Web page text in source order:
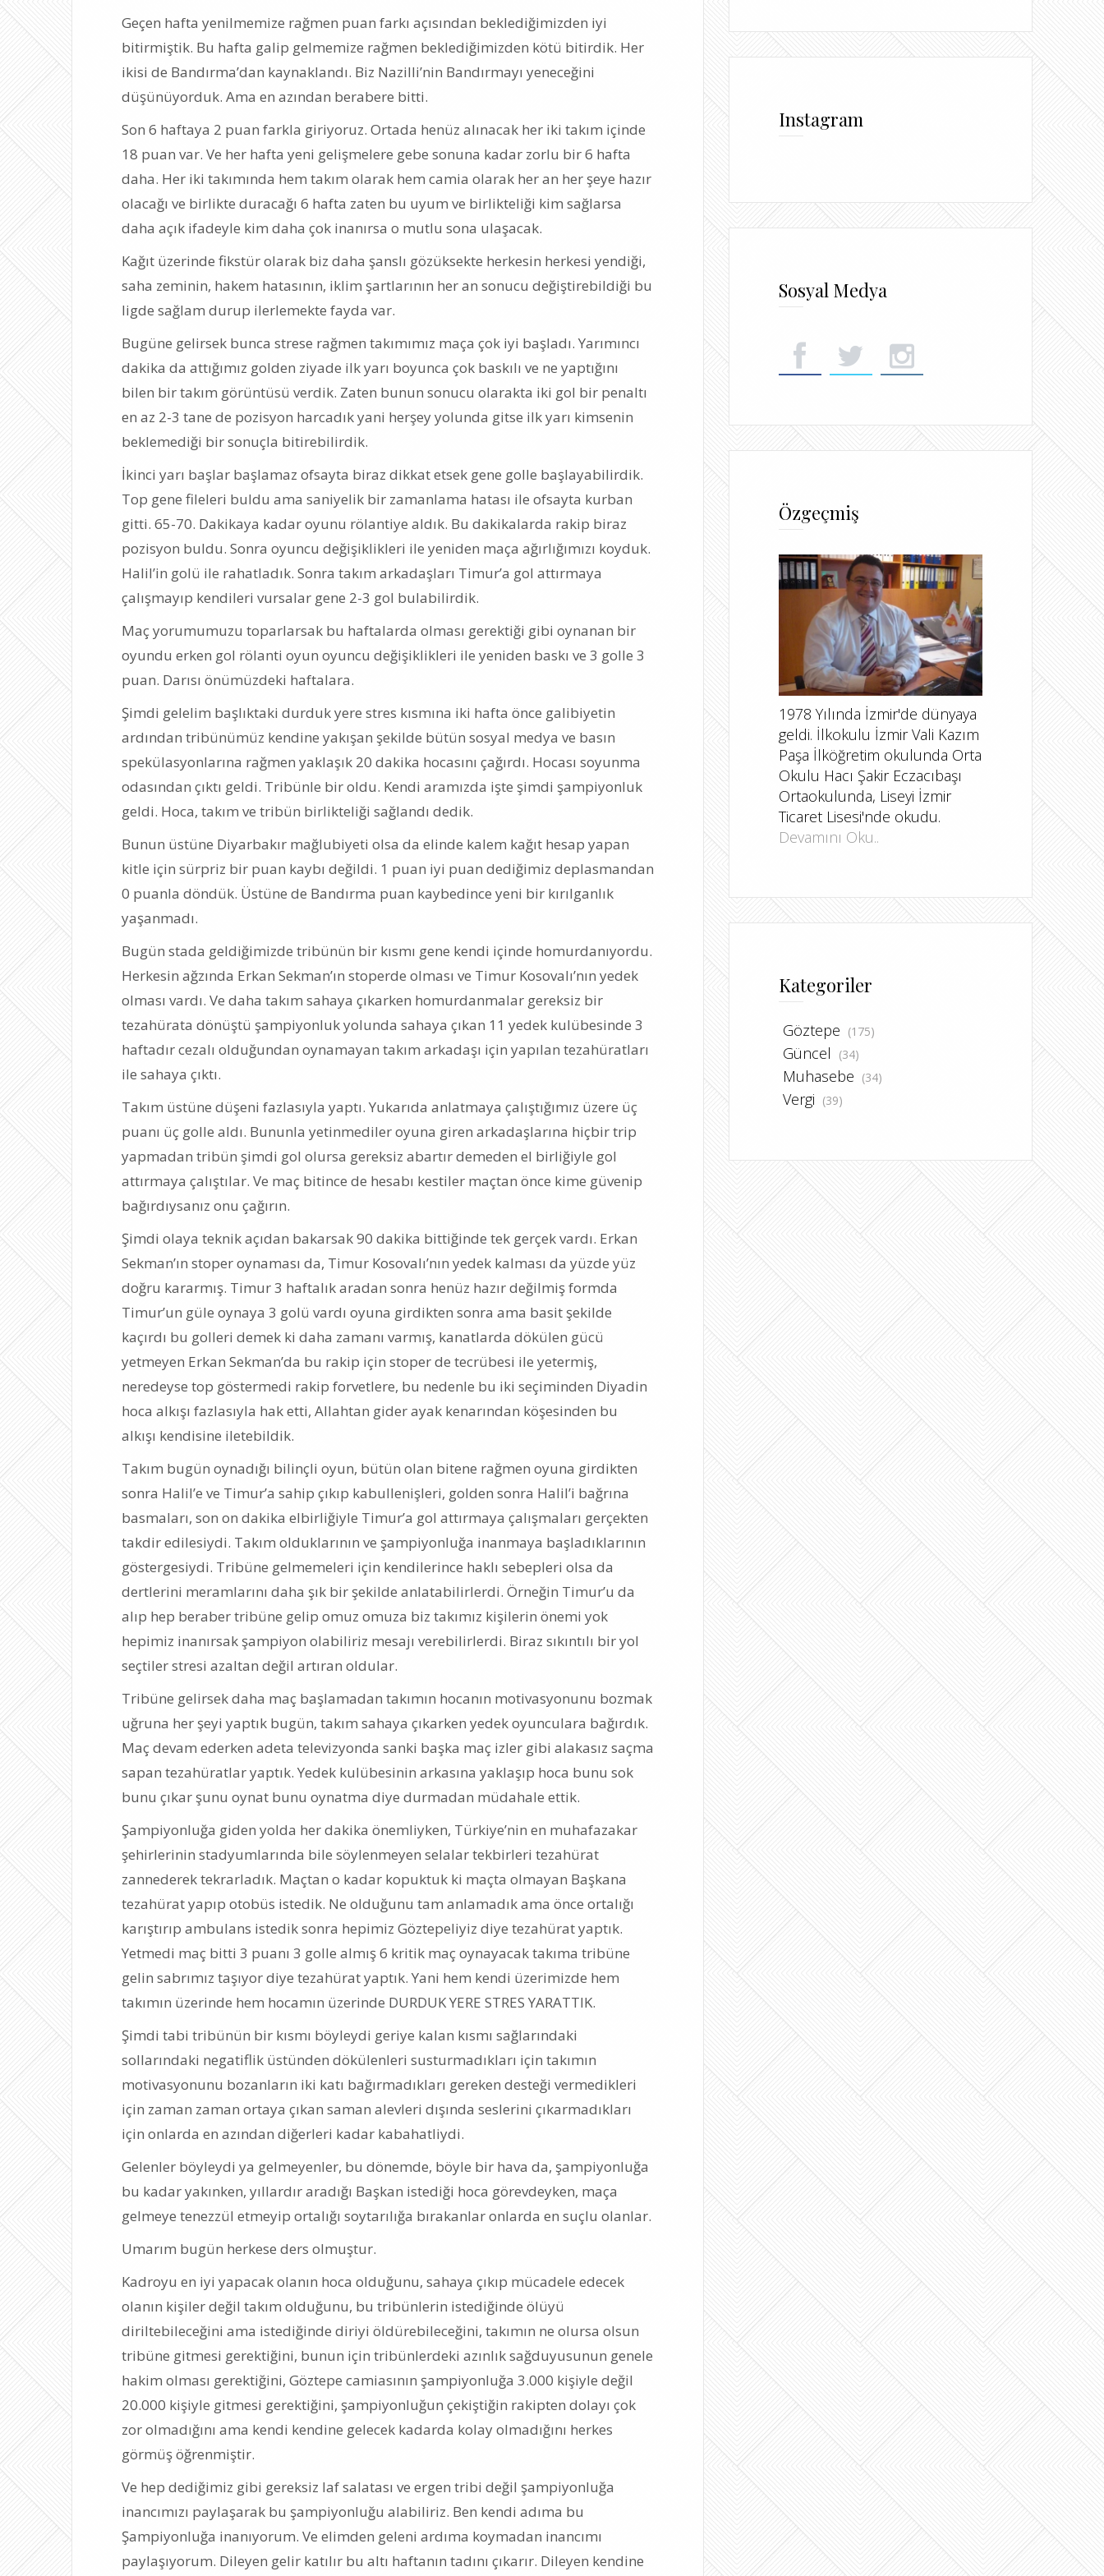
Geçen hafta yenilmemize rağmen puan farkı açısından beklediğimizden iyi
bitirmiştik. Bu hafta galip gelmemize rağmen beklediğimizden kötü bitirdik. Her
ikisi de Bandırma’dan kaynaklandı. Biz Nazilli’nin Bandırmayı yeneceğini
düşünüyorduk. Ama en azından berabere bitti.
Son 6 haftaya 2 puan farkla giriyoruz. Ortada henüz alınacak her iki takım içinde
18 puan var. Ve her hafta yeni gelişmelere gebe sonuna kadar zorlu bir 6 hafta
daha. Her iki takımında hem takım olarak hem camia olarak her an her şeye hazır
olacağı ve birlikte duracağı 6 hafta zaten bu uyum ve birlikteliği kim sağlarsa
daha açık ifadeyle kim daha çok inanırsa o mutlu sona ulaşacak.
Kağıt üzerinde fikstür olarak biz daha şanslı gözüksekte herkesin herkesi yendiği,
saha zeminin, hakem hatasının, iklim şartlarının her an sonucu değiştirebildiği bu
ligde sağlam durup ilerlemekte fayda var.
Bugüne gelirsek bunca strese rağmen takımımız maça çok iyi başladı. Yarımıncı
dakika da attığımız golden ziyade ilk yarı boyunca çok baskılı ve ne yaptığını
bilen bir takım görüntüsü verdik. Zaten bunun sonucu olarakta iki gol bir penaltı
en az 2-3 tane de pozisyon harcadık yani herşey yolunda gitse ilk yarı kimsenin
beklemediği bir sonuçla bitirebilirdik.
İkinci yarı başlar başlamaz ofsayta biraz dikkat etsek gene golle başlayabilirdik.
Top gene fileleri buldu ama saniyelik bir zamanlama hatası ile ofsayta kurban
gitti. 65-70. Dakikaya kadar oyunu rölantiye aldık. Bu dakikalarda rakip biraz
pozisyon buldu. Sonra oyuncu değişiklikleri ile yeniden maça ağırlığımızı koyduk.
Halil’in golü ile rahatladık. Sonra takım arkadaşları Timur’a gol attırmaya
çalışmayıp kendileri vursalar gene 2-3 gol bulabilirdik.
Maç yorumumuzu toparlarsak bu haftalarda olması gerektiği gibi oynanan bir
oyundu erken gol rölanti oyun oyuncu değişiklikleri ile yeniden baskı ve 3 golle 3
puan. Darısı önümüzdeki haftalara.
Şimdi gelelim başlıktaki durduk yere stres kısmına iki hafta önce galibiyetin
ardından tribünümüz kendine yakışan şekilde bütün sosyal medya ve basın
spekülasyonlarına rağmen yaklaşık 20 dakika hocasını çağırdı. Hocası soyunma
odasından çıktı geldi. Tribünle bir oldu. Kendi aramızda işte şimdi şampiyonluk
geldi. Hoca, takım ve tribün birlikteliği sağlandı dedik.
Bunun üstüne Diyarbakır mağlubiyeti olsa da elinde kalem kağıt hesap yapan
kitle için sürpriz bir puan kaybı değildi. 1 puan iyi puan dediğimiz deplasmandan
0 puanla döndük. Üstüne de Bandırma puan kaybedince yeni bir kırılganlık
yaşanmadı.
Bugün stada geldiğimizde tribünün bir kısmı gene kendi içinde homurdanıyordu.
Herkesin ağzında Erkan Sekman’ın stoperde olması ve Timur Kosovalı’nın yedek
olması vardı. Ve daha takım sahaya çıkarken homurdanmalar gereksiz bir
tezahürata dönüştü şampiyonluk yolunda sahaya çıkan 11 yedek kulübesinde 3
haftadır cezalı olduğundan oynamayan takım arkadaşı için yapılan tezahüratları
ile sahaya çıktı.
Takım üstüne düşeni fazlasıyla yaptı. Yukarıda anlatmaya çalıştığımız üzere üç
puanı üç golle aldı. Bununla yetinmediler oyuna giren arkadaşlarına hiçbir trip
yapmadan tribün şimdi gol olursa gereksiz abartır demeden el birliğiyle gol
attırmaya çalıştılar. Ve maç bitince de hesabı kestiler maçtan önce kime güvenip
bağırdıysanız onu çağırın.
Şimdi olaya teknik açıdan bakarsak 90 dakika bittiğinde tek gerçek vardı. Erkan
Sekman’ın stoper oynaması da, Timur Kosovalı’nın yedek kalması da yüzde yüz
doğru kararmış. Timur 3 haftalık aradan sonra henüz hazır değilmiş formda
Timur’un güle oynaya 3 golü vardı oyuna girdikten sonra ama basit şekilde
kaçırdı bu golleri demek ki daha zamanı varmış, kanatlarda dökülen gücü
yetmeyen Erkan Sekman’da bu rakip için stoper de tecrübesi ile yetermiş,
neredeyse top göstermedi rakip forvetlere, bu nedenle bu iki seçiminden Diyadin
hoca alkışı fazlasıyla hak etti, Allahtan gider ayak kenarından köşesinden bu
alkışı kendisine iletebildik.
Takım bugün oynadığı bilinçli oyun, bütün olan bitene rağmen oyuna girdikten
sonra Halil’e ve Timur’a sahip çıkıp kabullenişleri, golden sonra Halil’i bağrına
basmaları, son on dakika elbirliğiyle Timur’a gol attırmaya çalışmaları gerçekten
takdir edilesiydi. Takım olduklarının ve şampiyonluğa inanmaya başladıklarının
göstergesiydi. Tribüne gelmemeleri için kendilerince haklı sebepleri olsa da
dertlerini meramlarını daha şık bir şekilde anlatabilirlerdi. Örneğin Timur’u da
alıp hep beraber tribüne gelip omuz omuza biz takımız kişilerin önemi yok
hepimiz inanırsak şampiyon olabiliriz mesajı verebilirlerdi. Biraz sıkıntılı bir yol
seçtiler stresi azaltan değil artıran oldular.
Tribüne gelirsek daha maç başlamadan takımın hocanın motivasyonunu bozmak
uğruna her şeyi yaptık bugün, takım sahaya çıkarken yedek oyunculara bağırdık.
Maç devam ederken adeta televizyonda sanki başka maç izler gibi alakasız saçma
sapan tezahüratlar yaptık. Yedek kulübesinin arkasına yaklaşıp hoca bunu sok
bunu çıkar şunu oynat bunu oynatma diye durmadan müdahale ettik.
Şampiyonluğa giden yolda her dakika önemliyken, Türkiye’nin en muhafazakar
şehirlerinin stadyumlarında bile söylenmeyen selalar tekbirleri tezahürat
zannederek tekrarladık. Maçtan o kadar kopuktuk ki maçta olmayan Başkana
tezahürat yapıp otobüs istedik. Ne olduğunu tam anlamadık ama önce ortalığı
karıştırıp ambulans istedik sonra hepimiz Göztepeliyiz diye tezahürat yaptık.
Yetmedi maç bitti 3 puanı 3 golle almış 6 kritik maç oynayacak takıma tribüne
gelin sabrımız taşıyor diye tezahürat yaptık. Yani hem kendi üzerimizde hem
takımın üzerinde hem hocamın üzerinde DURDUK YERE STRES YARATTIK.
Şimdi tabi tribünün bir kısmı böyleydi geriye kalan kısmı sağlarındaki
sollarındaki negatiflik üstünden dökülenleri susturmadıkları için takımın
motivasyonunu bozanların iki katı bağırmadıkları gereken desteği vermedikleri
için zaman zaman ortaya çıkan saman alevleri dışında seslerini çıkarmadıkları
için onlarda en azından diğerleri kadar kabahatliydi.
Gelenler böyleydi ya gelmeyenler, bu dönemde, böyle bir hava da, şampiyonluğa
bu kadar yakınken, yıllardır aradığı Başkan istediği hoca görevdeyken, maça
gelmeye tenezzül etmeyip ortalığı soytarılığa bırakanlar onlarda en suçlu olanlar.
Umarım bugün herkese ders olmuştur.
Kadroyu en iyi yapacak olanın hoca olduğunu, sahaya çıkıp mücadele edecek
olanın kişiler değil takım olduğunu, bu tribünlerin istediğinde ölüyü
diriltebileceğini ama istediğinde diriyi öldürebileceğini, takımın ne olursa olsun
tribüne gitmesi gerektiğini, bunun için tribünlerdeki azınlık sağduyusunun genele
hakim olması gerektiğini, Göztepe camiasının şampiyonluğa 3.000 kişiyle değil
20.000 kişiyle gitmesi gerektiğini, şampiyonluğun çekiştiğin rakipten dolayı çok
zor olmadığını ama kendi kendine gelecek kadarda kolay olmadığını herkes
görmüş öğrenmiştir.
Ve hep dediğimiz gibi gereksiz laf salatası ve ergen tribi değil şampiyonluğa
inancımızı paylaşarak bu şampiyonluğu alabiliriz. Ben kendi adıma bu
Şampiyonluğa inanıyorum. Ve elimden geleni ardıma koymadan inancımı
paylaşıyorum. Dileyen gelir katılır bu altı haftanın tadını çıkarır. Dileyen kendine
Instagram
Sosyal Medya
Özgeçmiş
1978 Yılında İzmir'de dünyaya
geldi. İlkokulu İzmir Vali Kazım
Paşa İlköğretim okulunda Orta
Okulu Hacı Şakir Eczacıbaşı
Ortaokulunda, Liseyi İzmir
Ticaret Lisesi'nde okudu.
Devamını Oku..
Kategoriler
Göztepe (175)
Güncel (34)
Muhasebe (34)
Vergi (39)